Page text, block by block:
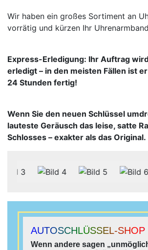
Wir haben ein großes Sortiment an
vorrätig und kürzen Ihr
Express-Erledigung: Ihr Auftrag
erledigt – in den meisten Fällen ist
24 Stunden fertig!
Wenn Sie den neuen Schlüssel
lauteste Geräusch das leise, satte
Schlosses – exakter als das Original.
AUTOSCHLÜSSEL-SHOP
Wenn andere sagen